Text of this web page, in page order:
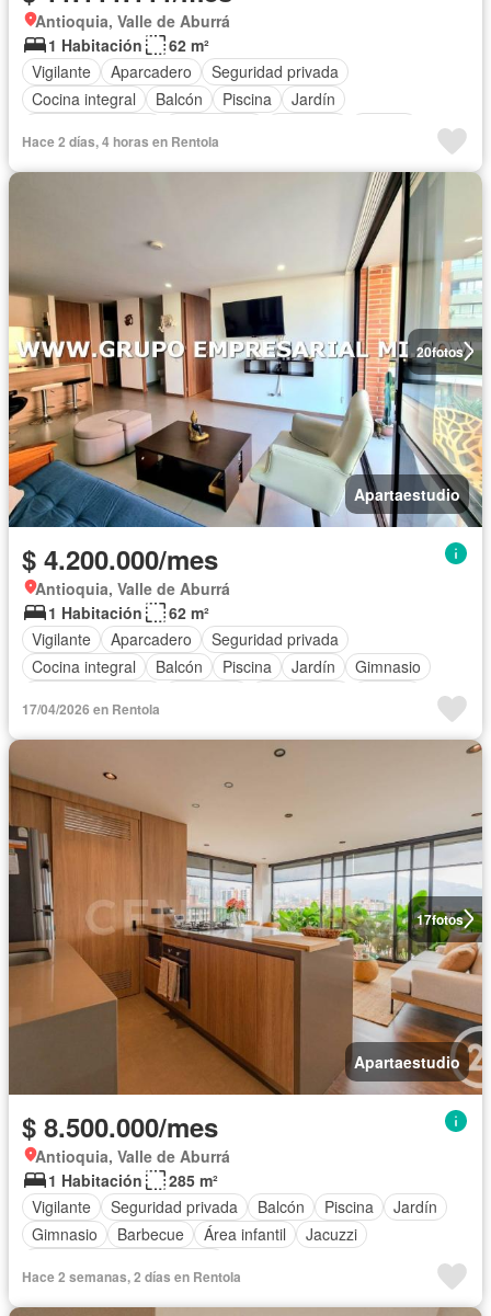
Antioquia, Valle de Aburrá
1 Habitación
62 m²
Vigilante
Aparcadero
Seguridad privada
Cocina integral
Balcón Piscina
Jardín
Calefacción
Completamente amoblado
Hace 2 días, 4 horas en Rentola
20fotos
Apartaestudio
$ 4.200.000/mes
Antioquia, Valle de Aburrá
1 Habitación
62 m²
Vigilante
Aparcadero
Seguridad privada
Cocina integral
Balcón Piscina Jardín
Gimnasio
Ascensor
Alarma
17/04/2026 en Rentola
17fotos
Apartaestudio
$ 8.500.000/mes
Antioquia, Valle de Aburrá
1 Habitación
285 m²
Vigilante
Seguridad privada Balcón Piscina
Jardín
Gimnasio
Barbecue Área infantil
Jacuzzi
Hace 2 semanas, 2 días en Rentola